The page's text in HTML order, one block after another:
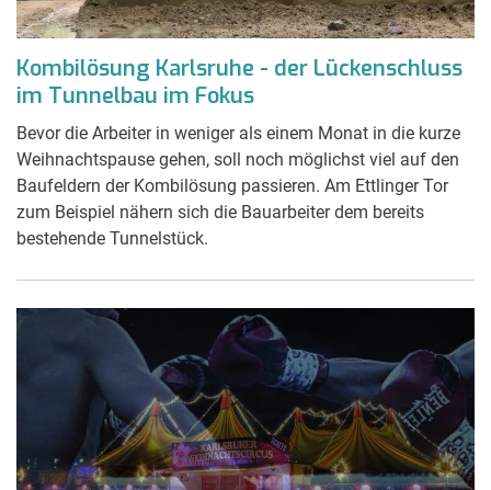
Kombilösung Karlsruhe - der Lückenschluss
im Tunnelbau im Fokus
Bevor die Arbeiter in weniger als einem Monat in die kurze
Weihnachtspause gehen, soll noch möglichst viel auf den
Baufeldern der Kombilösung passieren. Am Ettlinger Tor
zum Beispiel nähern sich die Bauarbeiter dem bereits
bestehende Tunnelstück.